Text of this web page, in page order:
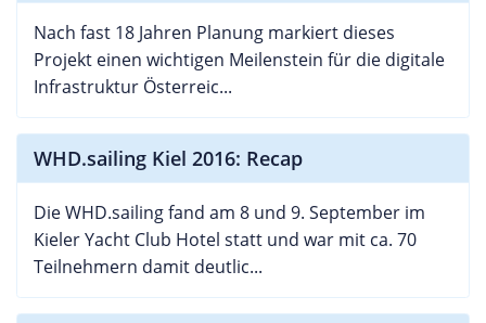
Nach fast 18 Jahren Planung markiert dieses
Projekt einen wichtigen Meilenstein für die digitale
Infrastruktur Österreic...
WHD.sailing Kiel 2016: Recap
Die WHD.sailing fand am 8 und 9. September im
Kieler Yacht Club Hotel statt und war mit ca. 70
Teilnehmern damit deutlic...